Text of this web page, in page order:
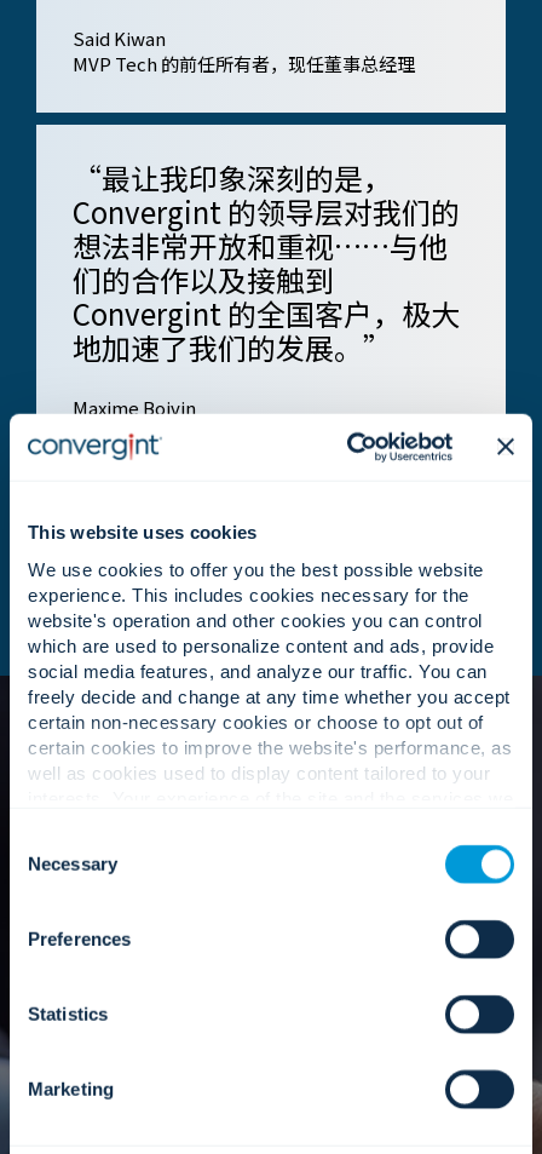
This website uses cookies
We use cookies to offer you the best possible website
experience. This includes cookies necessary for the
website's operation and other cookies you can control
which are used to personalize content and ads, provide
social media features, and analyze our traffic. You can
freely decide and change at any time whether you accept
certain non-necessary cookies or choose to opt out of
certain cookies to improve the website's performance, as
well as cookies used to display content tailored to your
cookies. Click "Show details" below for more information
about who we share your information with.
Selection
Necessary
Preferences
Statistics
Marketing
Said Kiwan
MVP Tech 的前任所有者，现任​​董事总经理
“最让我印象深刻的是，
Convergint 的领导层对我们的
想法非常开放和重视……与他
们的合作以及接触到
Convergint 的全国客户，极大
地加速了我们的发展。”
Maxime Boivin
Panavideo公司的前任老板，最近已退休。
您可以期待以下内容。
清
晰透明、协作高效、以人为